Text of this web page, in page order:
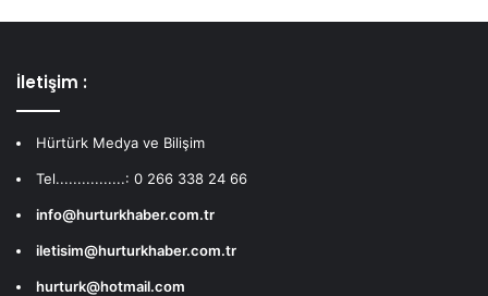
İletişim :
Hürtürk Medya ve Bilişim
Tel................: 0 266 338 24 66
info@hurturkhaber.com.tr
iletisim@hurturkhaber.com.tr
hurturk@hotmail.com